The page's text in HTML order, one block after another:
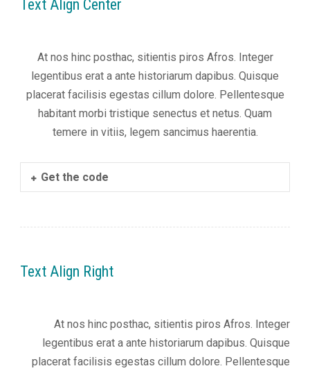
Text Align Center
At nos hinc posthac, sitientis piros Afros. Integer
legentibus erat a ante historiarum dapibus. Quisque
placerat facilisis egestas cillum dolore. Pellentesque
habitant morbi tristique senectus et netus. Quam
temere in vitiis, legem sancimus haerentia.
Get the code
Text Align Right
At nos hinc posthac, sitientis piros Afros. Integer
legentibus erat a ante historiarum dapibus. Quisque
placerat facilisis egestas cillum dolore. Pellentesque
úspešnosti našich
reklamných
kampaní. Tieto
cookies môžu byť
partnermi, ako je
Google. Účel: